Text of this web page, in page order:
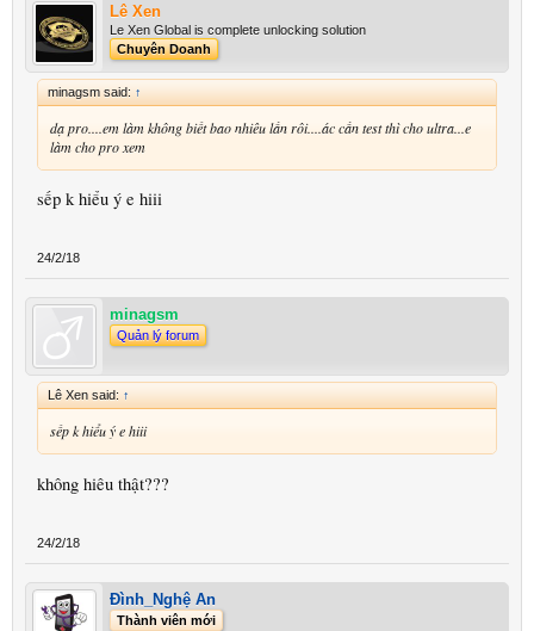
Lê Xen
Le Xen Global is complete unlocking solution
Chuyên Doanh
minagsm said: ↑
dạ pro....em làm không biết bao nhiêu lần rôi....ác cần test thì cho ultra...e
làm cho pro xem
sếp k hiểu ý e hiii
24/2/18
minagsm
Quản lý forum
Lê Xen said: ↑
sếp k hiểu ý e hiii
không hiêu thật???
24/2/18
Đình_Nghệ An
Thành viên mới